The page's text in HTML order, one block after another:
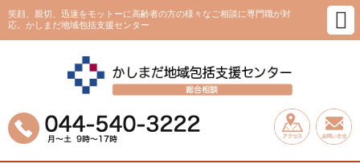
笑顔、親切、迅速をモットーに高齢者の方の様々なご相談に専門職が対
応。かしまだ地域包括支援センター